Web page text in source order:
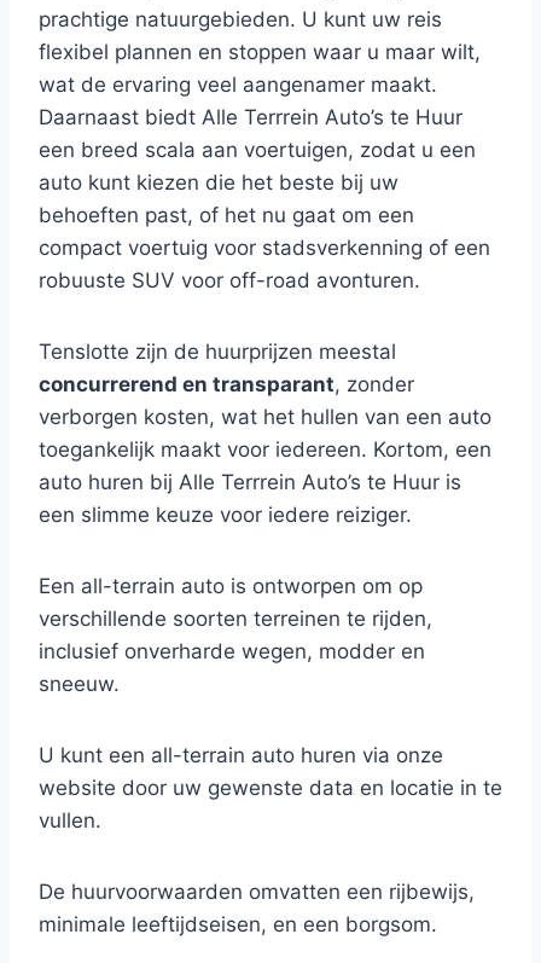
prachtige natuurgebieden. U kunt uw reis
flexibel plannen en stoppen waar u maar wilt,
wat de ervaring veel aangenamer maakt.
Daarnaast biedt Alle Terrrein Auto’s te Huur
een breed scala aan voertuigen, zodat u een
auto kunt kiezen die het beste bij uw
behoeften past, of het nu gaat om een
compact voertuig voor stadsverkenning of een
robuuste SUV voor off-road avonturen.
Tenslotte zijn de huurprijzen meestal
concurrerend en transparant, zonder
verborgen kosten, wat het hullen van een auto
toegankelijk maakt voor iedereen. Kortom, een
auto huren bij Alle Terrrein Auto’s te Huur is
een slimme keuze voor iedere reiziger.
Een all-terrain auto is ontworpen om op
verschillende soorten terreinen te rijden,
inclusief onverharde wegen, modder en
sneeuw.
U kunt een all-terrain auto huren via onze
website door uw gewenste data en locatie in te
vullen.
De huurvoorwaarden omvatten een rijbewijs,
minimale leeftijdseisen, en een borgsom.